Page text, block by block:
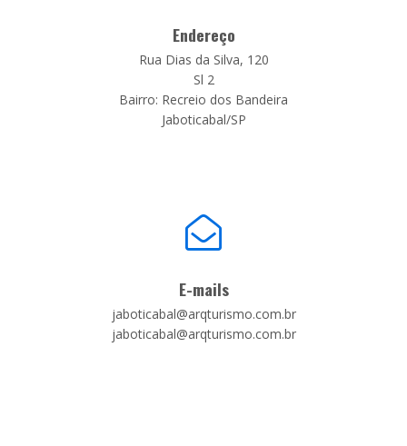
Endereço
Rua Dias da Silva, 120
Sl 2
Bairro: Recreio dos Bandeira
Jaboticabal/SP
E-mails
jaboticabal@arqturismo.com.br
jaboticabal@arqturismo.com.br